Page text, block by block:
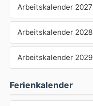
Arbeitskalender 2027
Arbeitskalender 2028
Arbeitskalender 2029
Ferienkalender